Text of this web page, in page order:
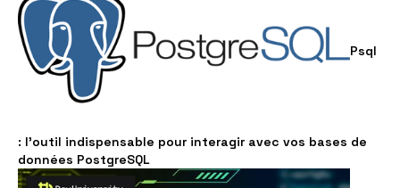
Psql
: l'outil indispensable pour interagir avec vos bases de
données PostgreSQL